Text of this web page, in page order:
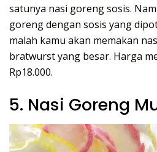
satunya nasi goreng sosis.
goreng dengan sosis yang
malah kamu akan memakan
bratwurst yang besar. Harga
Rp18.000.
5. Nasi Goreng